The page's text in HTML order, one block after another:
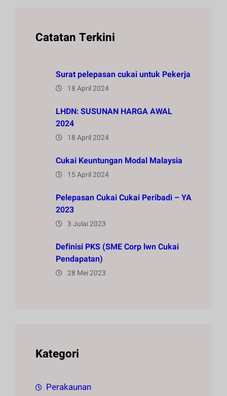
Catatan Terkini
Surat pelepasan cukai untuk Pekerja
18 April 2024
LHDN: SUSUNAN HARGA AWAL
2024
18 April 2024
Cukai Keuntungan Modal Malaysia
15 April 2024
Pelepasan Cukai Cukai Peribadi – YA
2023
3 Julai 2023
Definisi PKS (SME Corp lwn Cukai
Pendapatan)
28 Mei 2023
Kategori
Perakaunan